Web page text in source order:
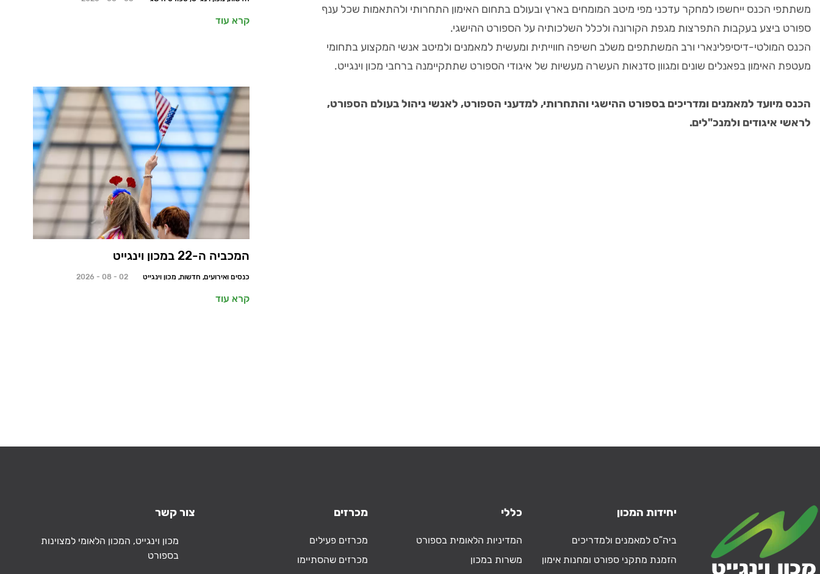
משתתפי הכנס ייחשפו למחקר עדכני מפי מיטב המומחים בארץ ובעולם בתחום האימון התחרותי ולהתאמות שכל ענף
ספורט ביצע בעקבות התפרצות מגפת הקורונה ולכלל השלכותיה על הספורט ההישגי.
הכנס המולטי-דיסיפלינארי ורב המשתתפים משלב חשיפה חווייתית ומעשית למאמנים ולמיטב אנשי המקצוע בתחומי
מעטפת האימון בפאנלים שונים ומגוון סדנאות העשרה מעשיות של איגודי הספורט שתתקיימנה ברחבי מכון וינגייט.
הכנס מיועד למאמנים ומדריכים בספורט ההישגי והתחרותי, למדעני הספורט, לאנשי ניהול בעולם הספורט,
לראשי איגודים ולמנכ"לים.
קרא עוד
המכביה ה-22 במכון וינגייט
כנסים ואירועים, חדשות, מכון וינגייט 02 - 08 - 2026
קרא עוד
יחידות המכון
ביה”ס למאמנים ולמדריכים
הזמנת מתקני ספורט ומחנות אימון
כללי
המדיניות הלאומית בספורט
משרות במכון
מכרזים
מכרזים פעילים
מכרזים שהסתיימו
צור קשר
כתובת
מכון וינגייט, המכון הלאומי למצוינות
בספורט